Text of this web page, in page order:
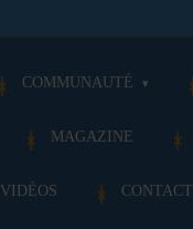
COMMUNAUTÉ
MAGAZINE
VIDÉOS CONTACT